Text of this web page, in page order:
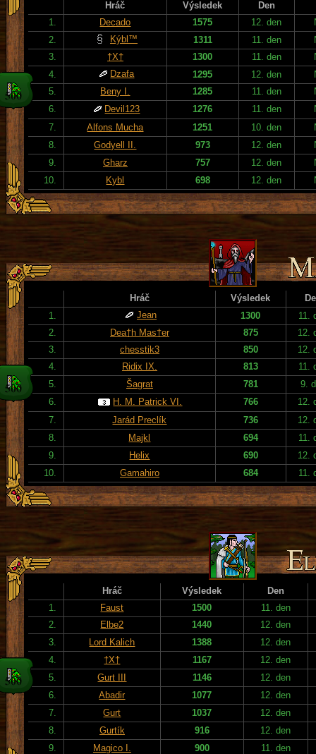
Hráč Výsledek
Den
1.
Decado 1575 12. den
2.
Kýbl™ 1311 11. den
3.
†X† 1300 11. den
4.
Dzafa 1295 12. den
5.
Beny I. 1285 11. den
6.
Devil123 1276 11. den
7.
Alfons Mucha 1251 10. den
8.
Godyell II. 973 12. den
9.
Gharz 757 12. den
10.
Kybl 698 12. den
Hráč Výsledek
1.
Jean 1300
11.
2.
Dea†h Mas†er 875
12.
3.
chesstik3 850
12.
4.
Ridix IX. 813
11.
5.
Šagrat 781
9.
6.
H. M. Patrick VI. 766
12.
7.
Jarád Preclík 736
12.
8.
Majkl 694
11.
9.
Helix 690
12.
10.
Gamahiro 684 11.
Hráč Výsledek
Den
1.
Faust 1500
11. den
2.
Elbe2 1440
12. den
3.
Lord Kalich 1388
12. den
4.
†X† 1167
12. den
5.
Gurt III 1146
12. den
6.
Abadir 1077
12. den
7.
Gurt 1037
12. den
8.
Gurtík 916
12. den
9.
Magico I. 900
11. den